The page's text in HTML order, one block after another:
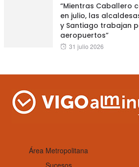
“Mientras Caballero
en julio, las
y Santiago trabajan
aeropuertos”
Posted
31 julio 2026
Área Metropolitana
Sucesos